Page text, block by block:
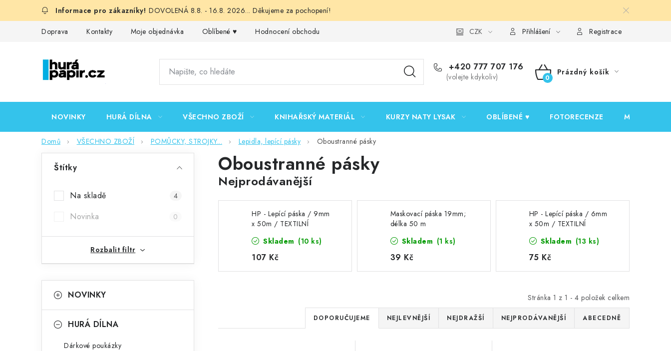
DOVOLENÁ 8.8. - 16.8. 2026... Děkujeme za pochopení!
Doprava Kontakty Moje objednávka Oblíbené ♥️ Hodnocení obchodu Podmínky ochrany osobních údajů Ověřování recenzí
CZK Přihlášení Registrace
+420 777 707 176
(volejte kdykoliv)
NÁKUPNÍ
Prázdný košík
NOVINKY HURÁ DÍLNA VŠECHNO ZBOŽÍ KNIHAŘSKÝ MATERIÁL KURZY NATY LYSAK OBLÍBENÉ ♥️ FOTORECENZE MOJE
Domů VŠECHNO ZBOŽÍ POMŮCKY, STROJKY... Lepidla, lepící pásky Oboustranné pásky
r
n
í
Štítky
Na skladě 4
Novinka 0
Rozbalit filtr
kategorie
a
NOVINKY
HURÁ DÍLNA
Dárkové poukázky
Oboustranné pásky
Nejprodávanější
HP - Lepící páska / 9mm
x 50m / TEXTILNÍ
- extra silně lepící
permanentní oboustranná
páska, 1 ks
Skladem (10 ks)
107 Kč
Maskovací páska 19mm;
délka 50 m
Skladem (1 ks)
39 Kč
HP - Lepící páska / 6mm
x 50m / TEXTILNÍ
- extra silně lepící
permanentní oboustranná
páska, 1 ks
Skladem (13 ks)
75 Kč
Stránka 1 z 1 - 4 položek celkem
Ř
a
DOPORUČUJEME NEJLEVNĚJŠÍ NEJDRAŽŠÍ NEJPRODÁVANĚJŠÍ ABECEDNĚ